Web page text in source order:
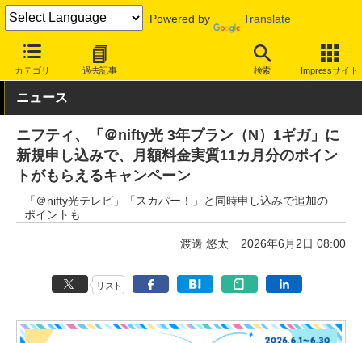
Powered by Translate
カテゴリ 過去記事 検索 Impressサイト
INTERNET Watch サービス/ソフト 固定回線
ニュース
ニフティ、「＠nifty光 3年プラン（N）1ギガ」に
新規申し込みで、月額料金実質11カ月分のポイン
トがもらえるキャンペーン
「＠nifty光テレビ」「スカパー！」と同時申し込みで追加の
ポイントも
渡邊 悠太 2026年6月2日 08:00
リスト